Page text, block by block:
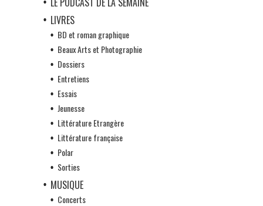
LIVRES
BD et roman graphique
Beaux Arts et Photographie
Dossiers
Entretiens
Essais
Jeunesse
Littérature Etrangère
Littérature française
Polar
Sorties
MUSIQUE
Concerts